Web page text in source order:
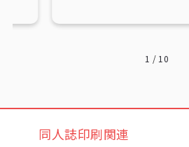
1 / 10
同人誌印刷関連